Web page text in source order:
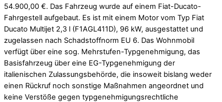
54.900,00 €. Das Fahrzeug wurde auf einem Fiat-Ducato-
Fahrgestell aufgebaut. Es ist mit einem Motor vom Typ Fiat
Ducato Multijet 2,3 l (F1AGL411D), 96 kW, ausgestattet und
zugelassen nach Schadstoffnorm EU 6. Das Wohnmobil
verfügt über eine sog. Mehrstufen-Typgenehmigung, das
Basisfahrzeug über eine EG-Typgenehmigung der
italienischen Zulassungsbehörde, die insoweit bislang weder
einen Rückruf noch sonstige Maßnahmen angeordnet und
keine Verstöße gegen typgenehmigungsrechtliche